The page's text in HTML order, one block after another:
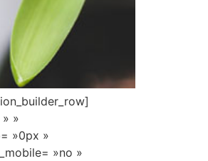
»
»0px »
»no »